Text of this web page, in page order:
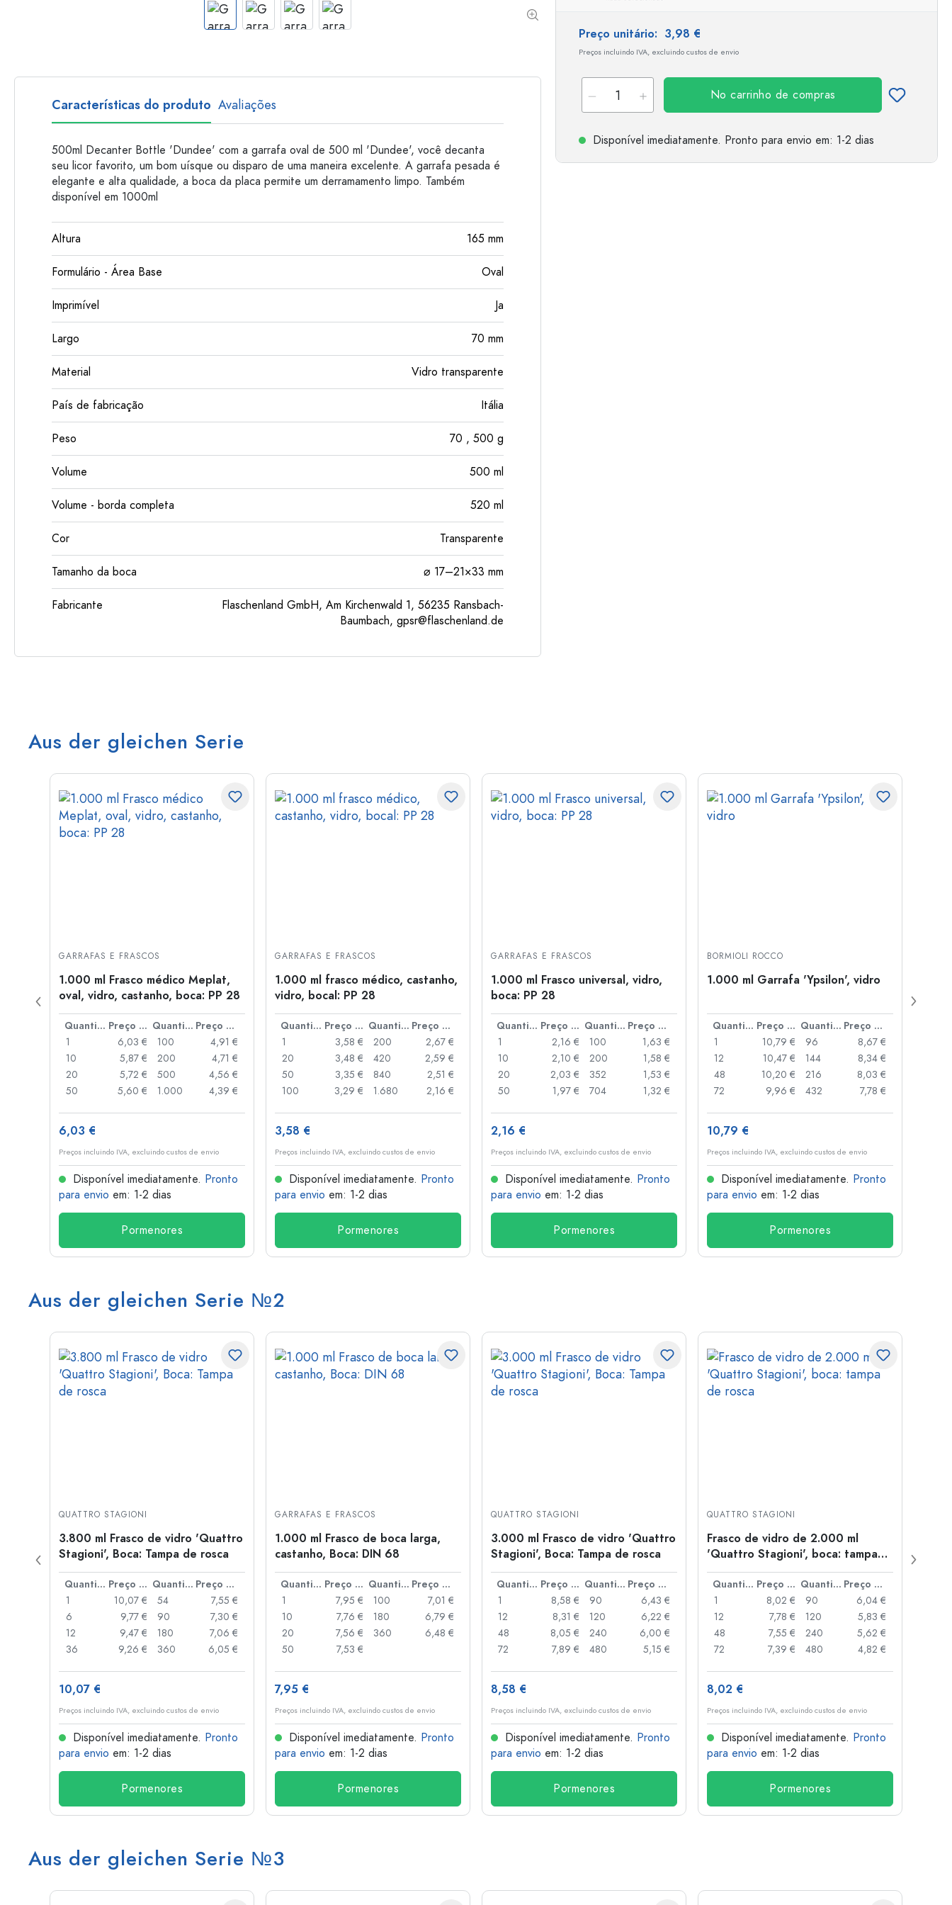
Garrafas de plastico
Preço unitário: 3,98 €
Preços incluindo IVA, excluindo custos de envio
No carrinho de compras
Disponível imediatamente. Pronto para envio em: 1-2 dias
Características do produto Avaliações
500ml Decanter Bottle 'Dundee' com a garrafa oval de 500 ml 'Dundee', você decanta
seu licor favorito, um bom uísque ou disparo de uma maneira excelente. A garrafa pesada é
elegante e alta qualidade, a boca da placa permite um derramamento limpo. Também
disponível em 1000ml
Altura 165 mm
Formulário - Área Base Oval
Imprimível Ja
Largo 70 mm
Material Vidro transparente
País de fabricação Itália
Peso 70 , 500 g
Volume 500 ml
Volume - borda completa 520 ml
Cor Transparente
Tamanho da boca ⌀ 17–21×33 mm
Fabricante
Flaschenland GmbH, Am Kirchenwald 1, 56235 Ransbach-
Baumbach, gpsr@flaschenland.de
Aus der gleichen Serie
GARRAFAS E FRASCOS
1.000 ml Frasco médico Meplat,
oval, vidro, castanho, boca: PP 28
Quantidade Preço por peça Quantidade
Preço por peça
1
6,03 €
10
5,87 €
20
5,72 €
50
5,60 €
100
4,91 €
200
4,71 €
500
4,56 €
1.000
4,39 €
6,03 €
Preços incluindo IVA, excluindo custos de envio
Disponível imediatamente. Pronto
para envio em: 1-2 dias
Pormenores
GARRAFAS E FRASCOS
1.000 ml frasco médico, castanho,
vidro, bocal: PP 28
Quantidade Preço por peça Quantidade
Preço por peça
1
3,58 €
20
3,48 €
50
3,35 €
100
3,29 €
200
2,67 €
420
2,59 €
840
2,51 €
1.680
2,16 €
3,58 €
Preços incluindo IVA, excluindo custos de envio
Disponível imediatamente. Pronto
para envio em: 1-2 dias
Pormenores
GARRAFAS E FRASCOS
1.000 ml Frasco universal, vidro,
boca: PP 28
Quantidade Preço por peça Quantidade
Preço por peça
1
2,16 €
10
2,10 €
20
2,03 €
50
1,97 €
100
1,63 €
200
1,58 €
352
1,53 €
704
1,32 €
2,16 €
Preços incluindo IVA, excluindo custos de envio
Disponível imediatamente. Pronto
para envio em: 1-2 dias
Pormenores
BORMIOLI ROCCO
1.000 ml Garrafa 'Ypsilon', vidro
Quantidade Preço por peça Quantidade
Preço por peça
1
10,79 €
12
10,47 €
48
10,20 €
72
9,96 €
96
8,67 €
144
8,34 €
216
8,03 €
432
7,78 €
10,79 €
Preços incluindo IVA, excluindo custos de envio
Disponível imediatamente. Pronto
para envio em: 1-2 dias
Pormenores
Aus der gleichen Serie №2
QUATTRO STAGIONI
3.800 ml Frasco de vidro 'Quattro
Stagioni', Boca: Tampa de rosca
Quantidade Preço por peça Quantidade
Preço por peça
1
10,07 €
6
9,77 €
12
9,47 €
36
9,26 €
54
7,55 €
90
7,30 €
180
7,06 €
360
6,05 €
10,07 €
Preços incluindo IVA, excluindo custos de envio
Disponível imediatamente. Pronto
para envio em: 1-2 dias
Pormenores
GARRAFAS E FRASCOS
1.000 ml Frasco de boca larga,
castanho, Boca: DIN 68
Quantidade Preço por peça Quantidade
Preço por peça
1
7,95 €
10
7,76 €
20
7,56 €
50
7,53 €
100
7,01 €
180
6,79 €
360
6,48 €
7,95 €
Preços incluindo IVA, excluindo custos de envio
Disponível imediatamente. Pronto
para envio em: 1-2 dias
Pormenores
QUATTRO STAGIONI
3.000 ml Frasco de vidro 'Quattro
Stagioni', Boca: Tampa de rosca
Quantidade Preço por peça Quantidade
Preço por peça
1
8,58 €
12
8,31 €
48
8,05 €
72
7,89 €
90
6,43 €
120
6,22 €
240
6,00 €
480
5,15 €
8,58 €
Preços incluindo IVA, excluindo custos de envio
Disponível imediatamente. Pronto
para envio em: 1-2 dias
Pormenores
QUATTRO STAGIONI
Frasco de vidro de 2.000 ml
'Quattro Stagioni', boca: tampa
de rosca
Quantidade Preço por peça Quantidade
Preço por peça
1
8,02 €
12
7,78 €
48
7,55 €
72
7,39 €
90
6,04 €
120
5,83 €
240
5,62 €
480
4,82 €
8,02 €
Preços incluindo IVA, excluindo custos de envio
Disponível imediatamente. Pronto
para envio em: 1-2 dias
Pormenores
Aus der gleichen Serie №3